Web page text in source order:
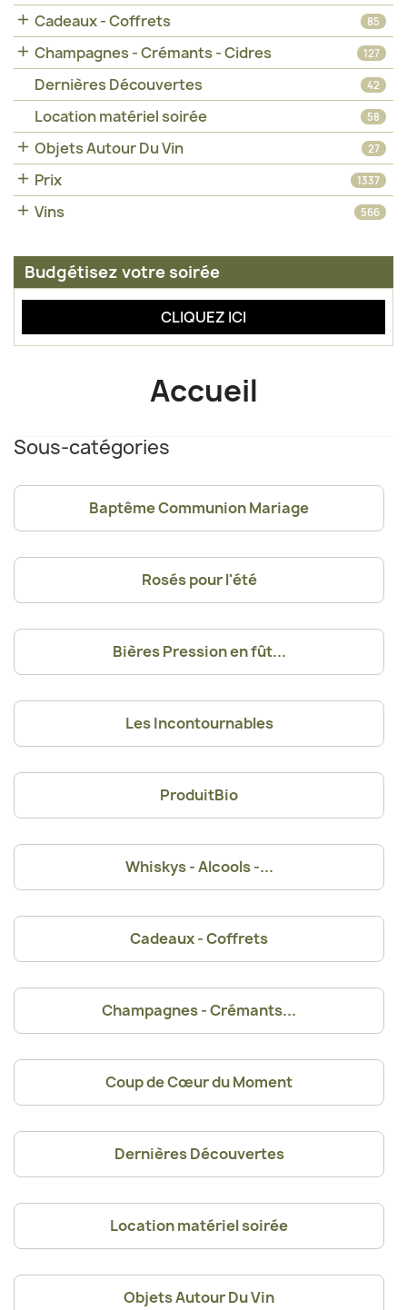
 Cadeaux - Coffrets 85
 Champagnes - Crémants - Cidres 127
Dernières Découvertes 42
Location matériel soirée 58
 Objets Autour Du Vin 27
 Prix 1337
 Vins 566
Budgétisez votre soirée
CLIQUEZ ICI
Accueil
Sous-catégories
Baptême Communion Mariage
Rosés pour l'été
Bières Pression en fût...
Les Incontournables
ProduitBio
Whiskys - Alcools -...
Cadeaux - Coffrets
Champagnes - Crémants...
Coup de Cœur du Moment
Dernières Découvertes
Location matériel soirée
Objets Autour Du Vin